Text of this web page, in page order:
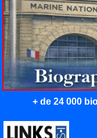
+ de 24 000